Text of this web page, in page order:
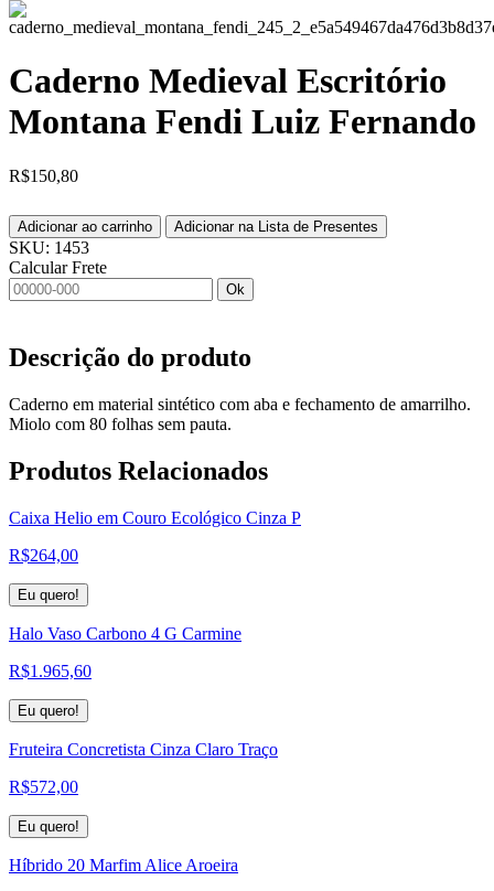
Caderno Medieval Escritório
Montana Fendi Luiz Fernando
R$150,80
Adicionar ao carrinho Adicionar na Lista de Presentes
SKU: 1453
Calcular Frete
Ok
Descrição do produto
Caderno em material sintético com aba e fechamento de amarrilho.
Miolo com 80 folhas sem pauta.
Produtos Relacionados
Caixa Helio em Couro Ecológico Cinza P
R$264,00
Eu quero!
Halo Vaso Carbono 4 G Carmine
R$1.965,60
Eu quero!
Fruteira Concretista Cinza Claro Traço
R$572,00
Eu quero!
Híbrido 20 Marfim Alice Aroeira